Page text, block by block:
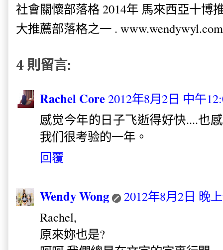
社會關懷部落格 2014年 馬來西亞十博
大推薦部落格之一 . www.wendywyl.com
4 則留言:
Rachel Core2012年8月2日 中午
感觉今年的日子飞逝得好快....也
我们很考验的一年。
回覆
Wendy Wong
2012年8月2日 晚
Rachel,
原來妳也是?